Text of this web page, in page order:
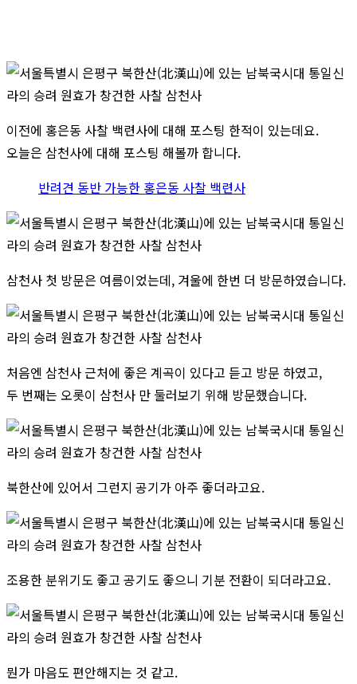
이전에 홍은동 사찰 백련사에 대해 포스팅 한적이 있는데요.
오늘은 삼천사에 대해 포스팅 해볼까 합니다.
반려견 동반 가능한 홍은동 사찰 백련사
삼천사 첫 방문은 여름이었는데, 겨울에 한번 더 방문하였습니다.
처음엔 삼천사 근처에 좋은 계곡이 있다고 듣고 방문 하였고,
두 번째는 오롯이 삼천사 만 둘러보기 위해 방문했습니다.
북한산에 있어서 그런지 공기가 아주 좋더라고요.
조용한 분위기도 좋고 공기도 좋으니 기분 전환이 되더라고요.
뭔가 마음도 편안해지는 것 같고.